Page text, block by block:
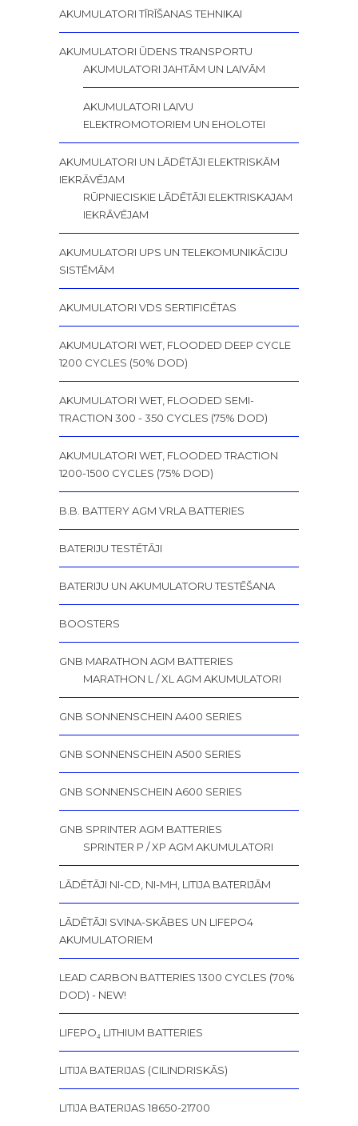
AKUMULATORI TĪRĪŠANAS TEHNIKAI
AKUMULATORI ŪDENS TRANSPORTU
AKUMULATORI JAHTĀM UN LAIVĀM
AKUMULATORI LAIVU
ELEKTROMOTORIEM UN EHOLOTEI
AKUMULATORI UN LĀDĒTĀJI ELEKTRISKĀM
IEKRĀVĒJAM
RŪPNIECISKIE LĀDĒTĀJI ELEKTRISKAJAM
IEKRĀVĒJAM
AKUMULATORI UPS UN TELEKOMUNIKĀCIJU
SISTĒMĀM
AKUMULATORI VDS SERTIFICĒTAS
AKUMULATORI WET, FLOODED DEEP CYCLE
1200 CYCLES (50% DOD)
AKUMULATORI WET, FLOODED SEMI-
TRACTION 300 - 350 CYCLES (75% DOD)
AKUMULATORI WET, FLOODED TRACTION
1200-1500 CYCLES (75% DOD)
B.B. BATTERY AGM VRLA BATTERIES
BATERIJU TESTĒTĀJI
BATERIJU UN AKUMULATORU TESTĒŠANA
BOOSTERS
GNB MARATHON AGM BATTERIES
MARATHON L / XL AGM AKUMULATORI
GNB SONNENSCHEIN A400 SERIES
GNB SONNENSCHEIN A500 SERIES
GNB SONNENSCHEIN A600 SERIES
GNB SPRINTER AGM BATTERIES
SPRINTER P / XP AGM AKUMULATORI
LĀDĒTĀJI NI-CD, NI-MH, LITIJA BATERIJĀM
LĀDĒTĀJI SVINA-SKĀBES UN LIFEPO4
AKUMULATORIEM
LEAD CARBON BATTERIES 1300 CYCLES (70%
DOD) - NEW!
LIFEPO₄ LITHIUM BATTERIES
LITIJA BATERIJAS (CILINDRISKĀS)
LITIJA BATERIJAS 18650-21700